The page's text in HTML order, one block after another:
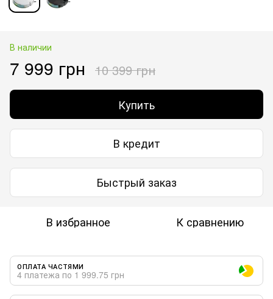
В наличии
7 999 грн 10 399 грн
Купить
В кредит
Быстрый заказ
В избранное К сравнению
ОПЛАТА ЧАСТЯМИ
4 платежа по 1 999.75 грн